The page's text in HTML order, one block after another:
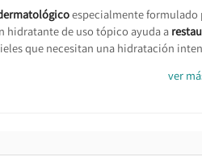
especialmente formulado
hidratante de uso tópico ayuda a
que necesitan una hidratación
ver